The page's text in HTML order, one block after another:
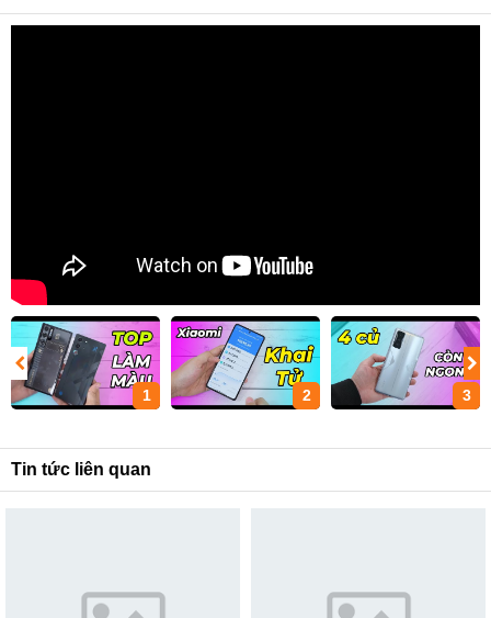
1 2 3
Tin tức liên quan